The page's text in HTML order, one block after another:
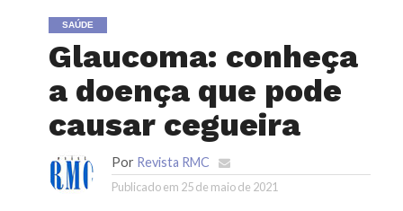
SAÚDE
Glaucoma: conheça
a doença que pode
causar cegueira
Por Revista RMC
Publicado em 25 de maio de 2021